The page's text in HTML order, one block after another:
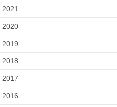
2021
2020
2019
2018
2017
2016